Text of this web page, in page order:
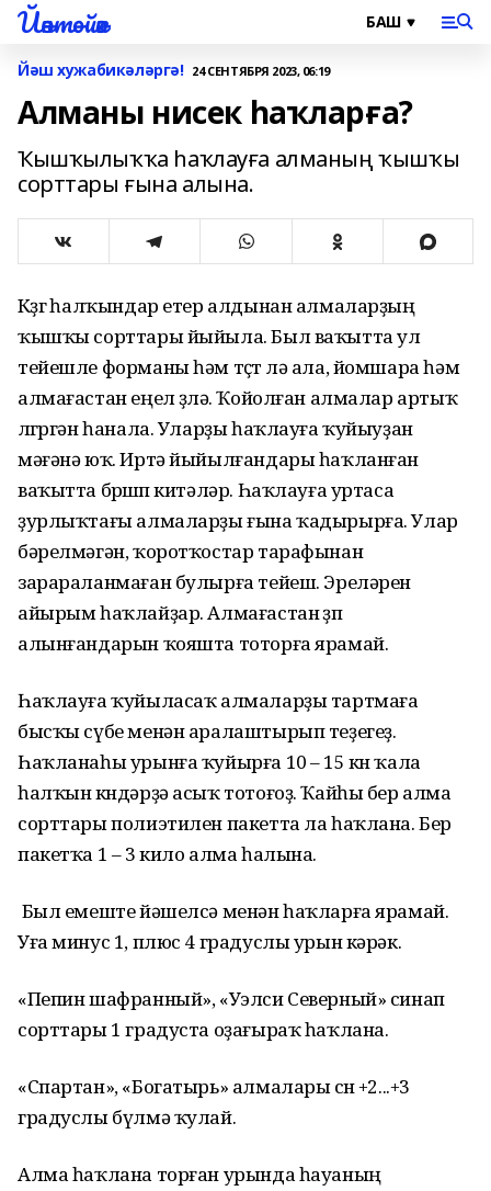
Йәнтөйәк
Йәш хужабикәләргә! 24 СЕНТЯБРЯ 2023, 06:19
Алманы нисек һаҡларға?
Ҡышҡылыҡҡа һаҡлауға алманың ҡышҡы
сорттары ғына алына.
Көҙгө һалҡындар етер алдынан алмаларҙың
ҡышҡы сорттары йыйыла. Был ваҡытта ул
тейешле форманы һәм төҫтө лә ала, йомшара һәм
алмағастан еңел өҙөлә. Ҡойолған алмалар артыҡ
өлгөргән һанала. Уларҙы һаҡлауға ҡуйыуҙан
мәғәнә юҡ. Иртә йыйылғандары һаҡланған
ваҡытта бөрөшөп китәләр. Һаҡлауға уртаса
ҙурлыҡтағы алмаларҙы ғына ҡадырырға. Улар
бәрелмәгән, ҡоротҡостар тарафынан
зарараланмаған булырға тейеш. Эреләрен
айырым һаҡлайҙар. Алмағастан өҙөп
алынғандарын ҡояшта тоторға ярамай.
Һаҡлауға ҡуйыласаҡ алмаларҙы тартмаға
бысҡы сүбе менән аралаштырып теҙегеҙ.
Һаҡланаһы урынға ҡуйырға 10 – 15 көн ҡала
һалҡын көндәрҙә асыҡ тотоғоҙ. Ҡайһы бер алма
сорттары полиэтилен пакетта ла һаҡлана. Бер
пакетҡа 1 – 3 кило алма һалына.
Был емеште йәшелсә менән һаҡларға ярамай.
Уға минус 1, плюс 4 градуслы урын кәрәк.
«Пепин шафранный», «Уэлси Северный» синап
сорттары 1 градуста оҙағыраҡ һаҡлана.
«Спартан», «Богатырь» алмалары өсөн +2...+3
градуслы бүлмә ҡулай.
Алма һаҡлана торған урында һауаның